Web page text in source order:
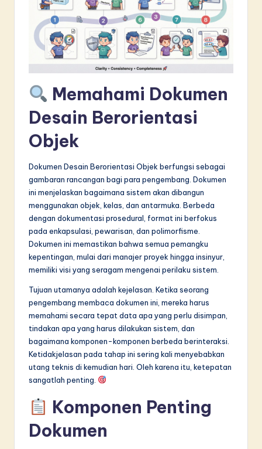
A
&
w
o
Memahami Dokumen
Desain Berorientasi
Objek
Dokumen Desain Berorientasi Objek berfungsi sebagai
gambaran rancangan bagi para pengembang. Dokumen
ini menjelaskan bagaimana sistem akan dibangun
menggunakan objek, kelas, dan antarmuka. Berbeda
dengan dokumentasi prosedural, format ini berfokus
pada enkapsulasi, pewarisan, dan polimorfisme.
Dokumen ini memastikan bahwa semua pemangku
kepentingan, mulai dari manajer proyek hingga insinyur,
memiliki visi yang seragam mengenai perilaku sistem.
Tujuan utamanya adalah kejelasan. Ketika seorang
pengembang membaca dokumen ini, mereka harus
memahami secara tepat data apa yang perlu disimpan,
tindakan apa yang harus dilakukan sistem, dan
bagaimana komponen-komponen berbeda berinteraksi.
Ketidakjelasan pada tahap ini sering kali menyebabkan
utang teknis di kemudian hari. Oleh karena itu, ketepatan
sangatlah penting.
Komponen Penting
Dokumen